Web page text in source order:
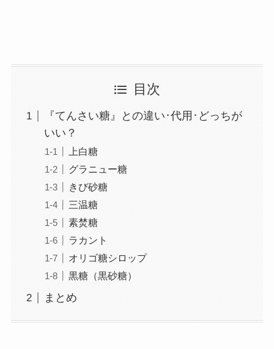
目次
『てんさい糖』との違い･代用･どっちが
いい？
上白糖
グラニュー糖
きび砂糖
三温糖
素焚糖
ラカント
オリゴ糖シロップ
黒糖（黒砂糖）
まとめ